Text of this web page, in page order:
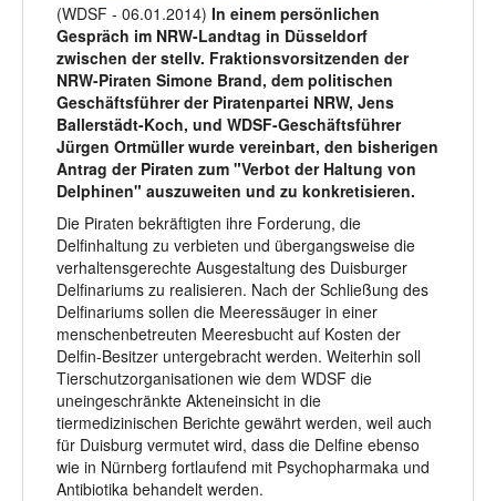
(WDSF - 06.01.2014) In einem persönlichen
Gespräch im NRW-Landtag in Düsseldorf
zwischen der stellv. Fraktionsvorsitzenden der
NRW-Piraten Simone Brand, dem politischen
Geschäftsführer der Piratenpartei NRW, Jens
Ballerstädt-Koch, und WDSF-Geschäftsführer
Jürgen Ortmüller wurde vereinbart, den bisherigen
Antrag der Piraten zum "Verbot der Haltung von
Delphinen" auszuweiten und zu konkretisieren.
Die Piraten bekräftigten ihre Forderung, die
Delfinhaltung zu verbieten und übergangsweise die
verhaltensgerechte Ausgestaltung des Duisburger
Delfinariums zu realisieren. Nach der Schließung des
Delfinariums sollen die Meeressäuger in einer
menschenbetreuten Meeresbucht auf Kosten der
Delfin-Besitzer untergebracht werden. Weiterhin soll
Tierschutzorganisationen wie dem WDSF die
uneingeschränkte Akteneinsicht in die
tiermedizinischen Berichte gewährt werden, weil auch
für Duisburg vermutet wird, dass die Delfine ebenso
wie in Nürnberg fortlaufend mit Psychopharmaka und
Antibiotika behandelt werden.